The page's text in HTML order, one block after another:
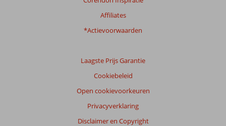
Affiliates
*Actievoorwaarden
Laagste Prijs Garantie
Cookiebeleid
Open cookievoorkeuren
Privacyverklaring
Disclaimer en Copyright